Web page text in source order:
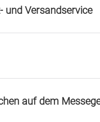
und Versandservice
auf dem